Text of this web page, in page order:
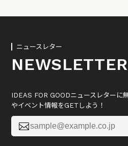
ニュースレター
NEWSLETTER
IDEAS FOR GOODニュースレターに
やイベント情報をGETしよう！
